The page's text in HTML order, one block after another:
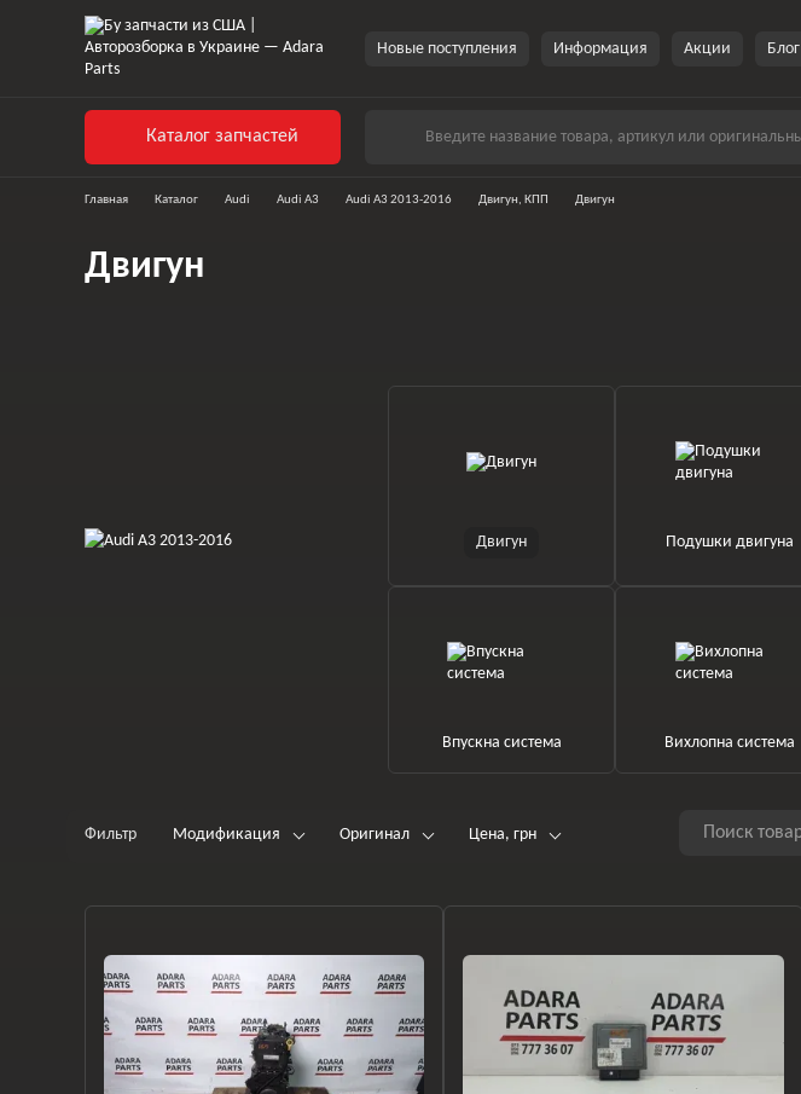
Перейти к основному контенту
Новые поступления
Информация Акции Блог
Каталог запчастей
Главная Каталог Audi Audi A3 Audi A3 2013-2016 Двигун, КПП Двигун
Двигун
Двигун Подушки двигуна
Впускна система Вихлопна система
Фильтр Модификация Оригинал Цена, грн